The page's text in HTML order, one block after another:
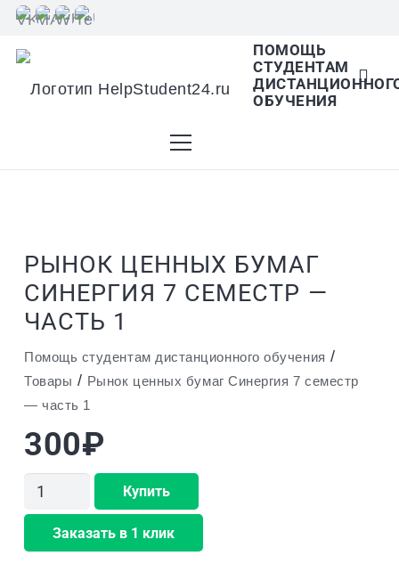
ПОМОЩЬ
СТУДЕНТАМ
ОБУЧЕНИЯ
списке найденных результатов используйте
вверх и вниз для выбора и Enter для
с тачскрином, используйте
или нажатие.
РЫНОК ЦЕННЫХ БУМАГ
СИНЕРГИЯ 7 СЕМЕСТР —
ЧАСТЬ 1
Помощь студентам дистанционного обучения /
Товары / Рынок ценных бумаг Синергия 7 семестр
— часть 1
300₽
Количество
Рынок
Купить
Заказать в 1 клик